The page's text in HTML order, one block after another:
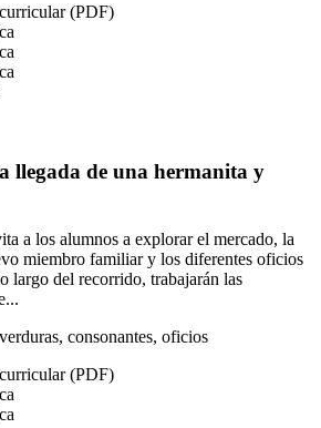
(PDF)
llegada de una hermanita y
a los alumnos a explorar el mercado, la
miembro familiar y los diferentes oficios
largo del recorrido, trabajarán las
consonantes, oficios
(PDF)